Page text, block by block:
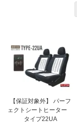
【保証対象外】 パーフ
ェクトシートヒーター
タイプ22UA